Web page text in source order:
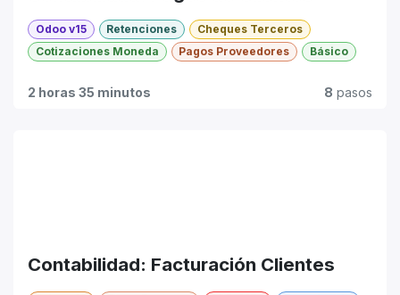
Odoo v15 Retenciones
Cheques Terceros
Cotizaciones Moneda
Pagos Proveedores Básico
2 horas 35 minutos 8 pasos
Contabilidad: Facturación Clientes